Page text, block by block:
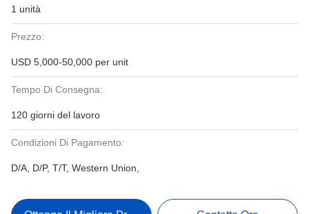
1 unità
Prezzo:
USD 5,000-50,000 per unit
Tempo Di Consegna:
120 giorni del lavoro
Condizioni Di Pagamento:
D/A, D/P, T/T, Western Union,